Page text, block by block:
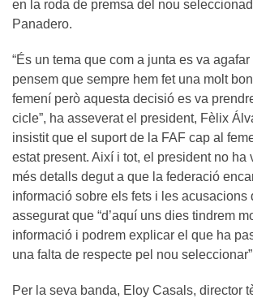
en la roda de premsa del nou
Panadero.
“És un tema que com a junta es va
pensem que sempre hem fet una molt
femení però aquesta decisió es va
cicle”, ha asseverat el president, Fèlix
insistit que el suport de la FAF cap al
estat present. Així i tot, el president no ha
més detalls degut a que la federació
informació sobre els fets i les acusacions
assegurat que “d’aquí uns dies tindrem
informació i podrem explicar el que ha
una falta de respecte pel nou
Per la seva banda, Eloy Casals, director